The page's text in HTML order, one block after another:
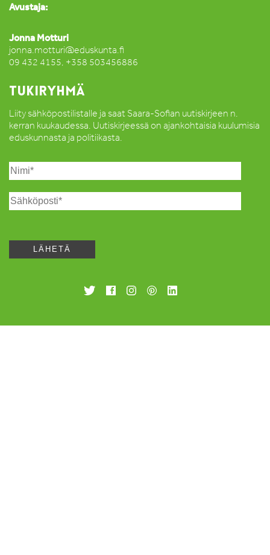
Avustaja:
Jonna Motturi
jonna.motturi@eduskunta.fi
09 432 4155, +358 503456886
TUKIRYHMÄ
Liity sähköpostilistalle ja saat Saara-Sofian uutiskirjeen n.
kerran kuukaudessa. Uutiskirjeessä on ajankohtaisia kuulumisia
eduskunnasta ja politiikasta.